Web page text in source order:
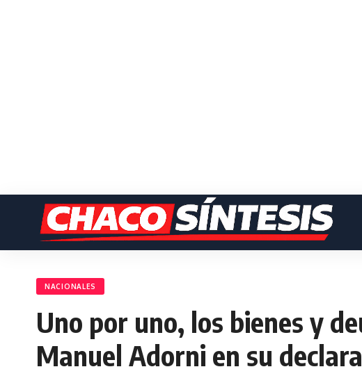
NACIONALES
Uno por uno, los bienes y
Manuel Adorni en su